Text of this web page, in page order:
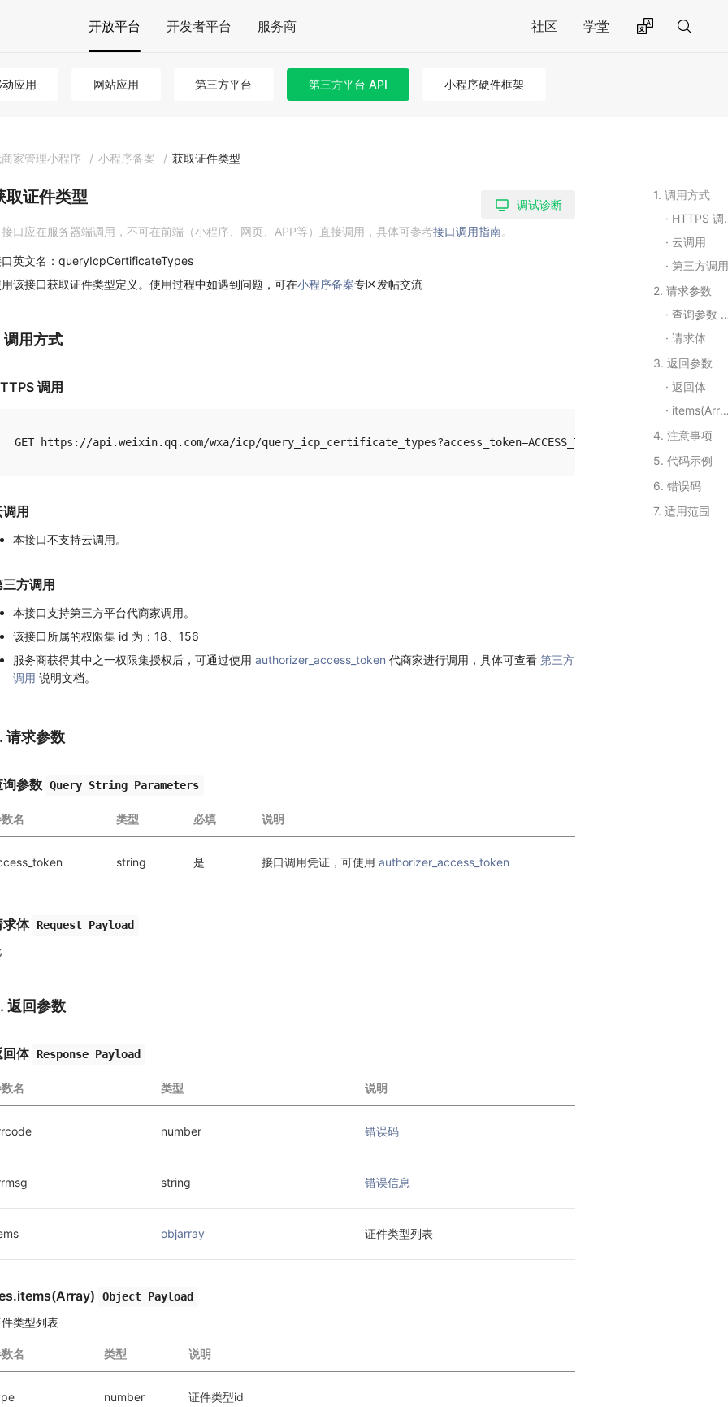
开放平台 开发者平台 服务商 社区 学堂
应用 网站应用 第三方平台 第三方平台 API 小程序硬件框架
家管理小程序 / 小程序备案 / 获取证件类型
取证件类型
调试诊断
接口应在服务器端调用，不可在前端（小程序、网页、APP等）直接调用，具体可参考接口调用指南。
英文名：queryIcpCertificateTypes
该接口获取证件类型定义。使用过程中如遇到问题，可在小程序备案专区发帖交流
调用方式
调用
用
本接口不支持云调用。
三方调用
本接口支持第三方平台代商家调用。
该接口所属的权限集 id 为：18、156
服务商获得其中之一权限集授权后，可通过使用 authorizer_access_token 代商家进行调用，具体可查看 第三方
调用 说明文档。
请求参数
询参数 Query String Parameters
名 类型 必填 说明
string 是 接口调用凭证，可使用 authorizer_access_token
求体 Request Payload
返回参数
回体 Response Payload
名 类型 说明
number 错误码
string 错误信息
objarray 证件类型列表
Object Payload
类型列表
名 类型 说明
number 证件类型id
1. 调用方式
HTTPS 调用
云调用
第三方调用
2. 请求参数
查询参数 Query String Parameters
请求体
3. 返回参数
返回体
items(Array)
4. 注意事项
5. 代码示例
6. 错误码
7. 适用范围